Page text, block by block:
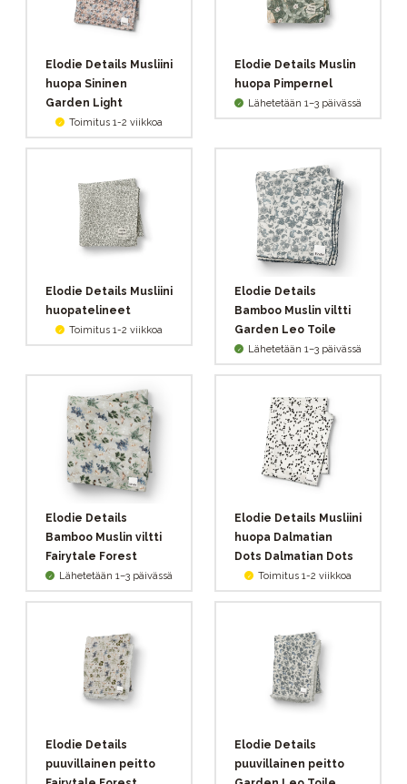
Elodie Details Musliini
huopa Sininen
Garden Light
Toimitus 1-2 viikkoa
Elodie Details Muslin
huopa Pimpernel
Lähetetään 1–3 päivässä
Elodie Details Musliini
huopatelineet
Toimitus 1-2 viikkoa
Elodie Details
Bamboo Muslin viltti
Garden Leo Toile
Lähetetään 1–3 päivässä
Elodie Details
Bamboo Muslin viltti
Fairytale Forest
Lähetetään 1–3 päivässä
Elodie Details Musliini
huopa Dalmatian
Dots Dalmatian Dots
Toimitus 1-2 viikkoa
Elodie Details
puuvillainen peitto
Elodie Details
puuvillainen peitto